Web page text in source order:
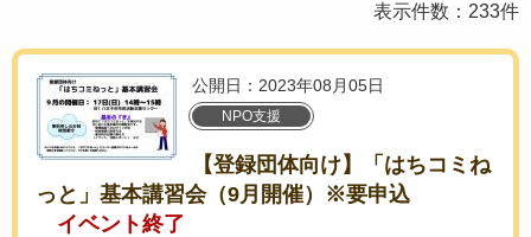
表示件数：233件
公開日：2023年08月05日
NPO支援
【登録団体向け】「はちコミね
っと」基本講習会（9月開催）※要申込
イベント終了